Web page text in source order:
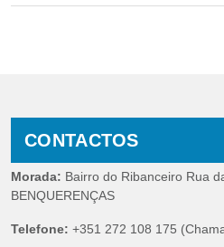
CONTACTOS
Morada: Bairro do Ribanceiro Rua
BENQUERENÇAS
Telefone: +351 272 108 175